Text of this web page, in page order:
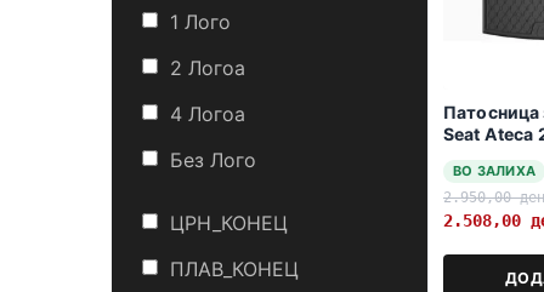
1 Лого
2 Логоa
4 Логоa
Без Лого
ЦРН_КОНЕЦ
ПЛАВ_КОНЕЦ
Патосница
Seat Ateca
ВО ЗАЛИХА
2.950,00ден
2.508,00